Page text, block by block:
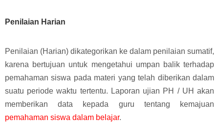
Penilaian Harian
Penilaian (Harian) dikategorikan ke dalam penilaian sumatif,
karena bertujuan untuk mengetahui umpan balik terhadap
pemahaman siswa pada materi yang telah diberikan dalam
suatu periode waktu tertentu. Laporan ujian PH / UH akan
memberikan data kepada guru tentang kemajuan
pemahaman siswa dalam belajar.